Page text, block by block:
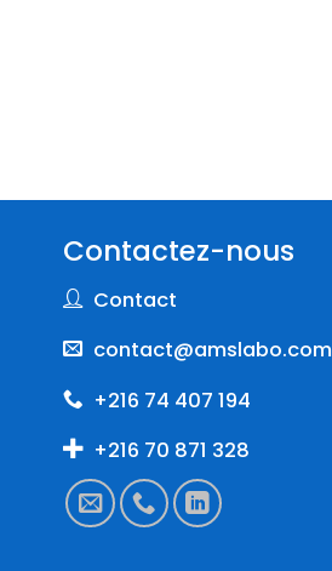
Contactez-nous
Contact
contact@amslabo.com
+216 74 407 194
+216 70 871 328